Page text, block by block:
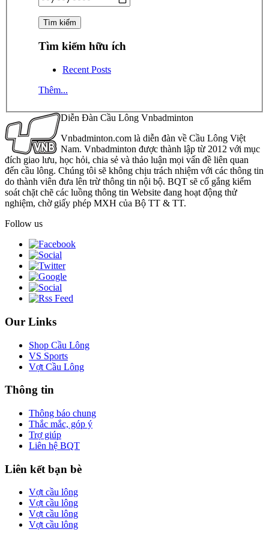
Tìm kiếm hữu ích
Recent Posts
Thêm...
Diễn Đàn Cầu Lông Vnbadminton
Vnbadminton.com là diễn đàn về Cầu Lông Việt
Nam. Vnbadminton được thành lập từ 2012 với mục
đích giao lưu, học hỏi, chia sẻ và thảo luận mọi vấn đề liên quan
đến cầu lông. Chúng tôi sẽ không chịu trách nhiệm với các thông tin
do thành viên đưa lên trừ thông tin nội bộ. BQT sẽ cố gắng kiểm
soát chặt chẽ các luồng thông tin Website đang hoạt động thử
nghiệm, chờ giấy phép MXH của Bộ TT & TT.
Follow us
Our Links
Shop Cầu Lông
VS Sports
Vợt Cầu Lông
Thông tin
Thông báo chung
Thắc mắc, góp ý
Trợ giúp
Liên hệ BQT
Liên kết bạn bè
Vợt cầu lông
Vợt cầu lông
Vợt cầu lông
Vợt cầu lông